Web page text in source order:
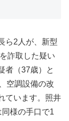
ら2人が、新型
詐取した疑い
者（37歳）と
空調設備の改
ています。照井
様の手口で1